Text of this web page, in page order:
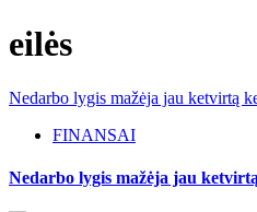
eilės
Nedarbo lygis mažėja jau ketvirtą
FINANSAI
Nedarbo lygis mažėja jau